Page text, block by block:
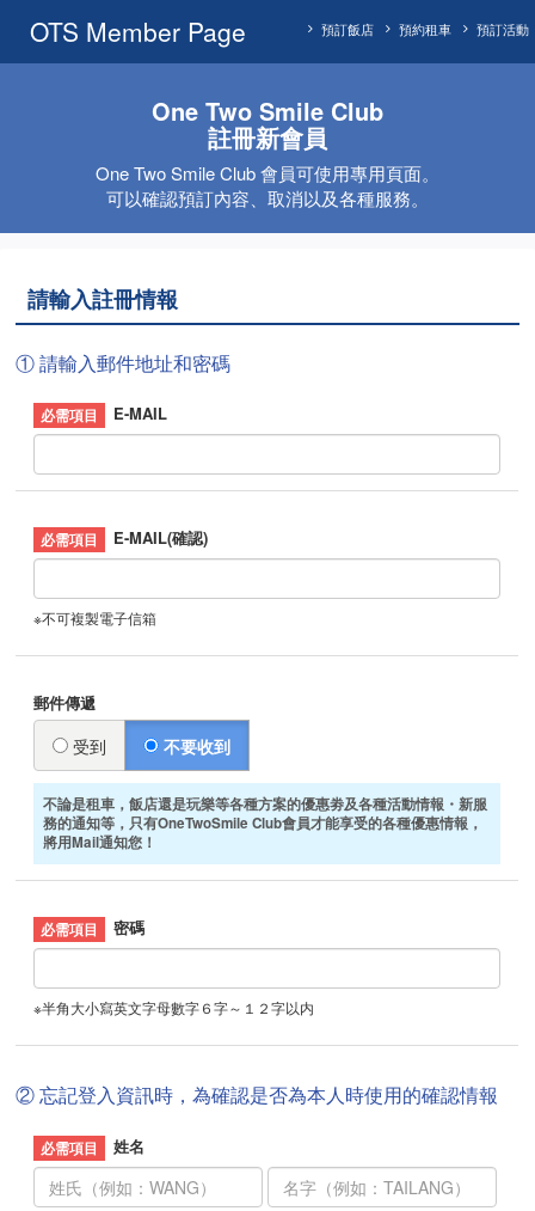
OTS Member Page 預訂活動
預約租車
預訂飯店
One Two Smile Club
註冊新會員
One Two Smile Club 會員可使用專用頁面。
可以確認預訂內容、取消以及各種服務。
請輸入註冊情報
① 請輸入郵件地址和密碼
E-MAIL
E-MAIL(確認)
※不可複製電子信箱
郵件傳遞
受到 不要收到
不論是租車，飯店還是玩樂等各種方案的優惠劵及各種活動情報・新服
務的通知等，只有OneTwoSmile Club會員才能享受的各種優惠情報，
將用Mail通知您！
密碼
※半角大小寫英文字母數字６字～１２字以内
② 忘記登入資訊時，為確認是否為本人時使用的確認情報
姓名